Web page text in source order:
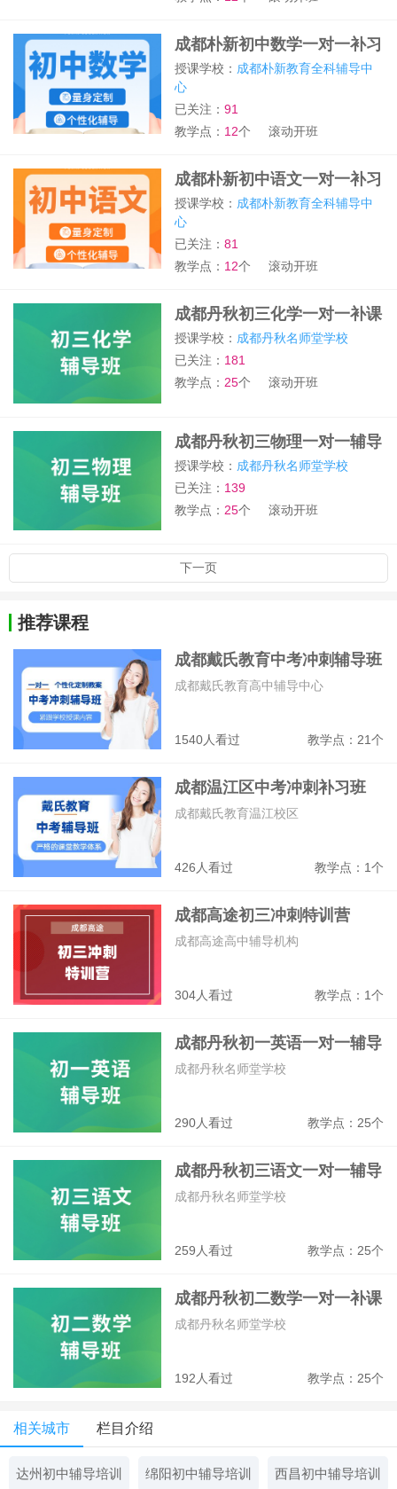
成都朴新初中数学一对一补习
班
授课学校： 成都朴新教育全科辅导中
心
已关注：91
教学点： 12个 滚动开班
成都朴新初中语文一对一补习
班
授课学校： 成都朴新教育全科辅导中
心
已关注：81
教学点： 12个 滚动开班
成都丹秋初三化学一对一补课
班
授课学校： 成都丹秋名师堂学校
已关注： 181
教学点： 25个 滚动开班
成都丹秋初三物理一对一辅导
班
授课学校： 成都丹秋名师堂学校
已关注： 139
教学点： 25个 滚动开班
下一页
推荐课程
成都戴氏教育中考冲刺辅导班
1540人看过 教学点：21个
成都戴氏教育高中辅导中心
成都温江区中考冲刺补习班
426人看过 教学点：1个
成都戴氏教育温江校区
成都高途初三冲刺特训营
304人看过 教学点：1个
成都高途高中辅导机构
成都丹秋初一英语一对一辅导
班
290人看过 教学点：25个
成都丹秋名师堂学校
成都丹秋初三语文一对一辅导
班
259人看过 教学点：25个
成都丹秋名师堂学校
成都丹秋初二数学一对一补课
班
192人看过 教学点：25个
成都丹秋名师堂学校
相关城市 栏目介绍
达州初中辅导培训 绵阳初中辅导培训 西昌初中辅导培训